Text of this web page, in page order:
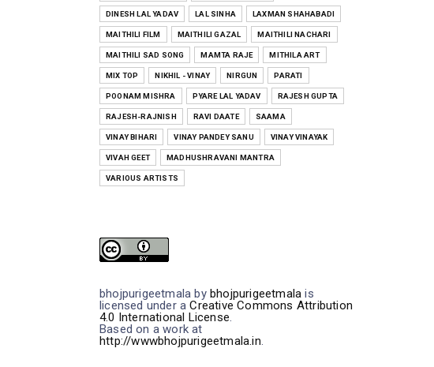
DINESH LAL YADAV LAL SINHA LAXMAN SHAHABADI
MAITHILI FILM MAITHILI GAZAL MAITHILI NACHARI
MAITHILI SAD SONG MAMTA RAJE MITHILA ART
MIX TOP NIKHIL - VINAY NIRGUN PARATI
POONAM MISHRA PYARE LAL YADAV RAJESH GUPTA
RAJESH-RAJNISH RAVI DAATE SAAMA
VINAY BIHARI VINAY PANDEY SANU VINAY VINAYAK
VIVAH GEET MADHUSHRAVANI MANTRA
VARIOUS ARTISTS
bhojpurigeetmala bybhojpurigeetmala is
licensed under aCreative Commons Attribution
4.0 International License
Based on a work at
http://wwwbhojpurigeetmala.in